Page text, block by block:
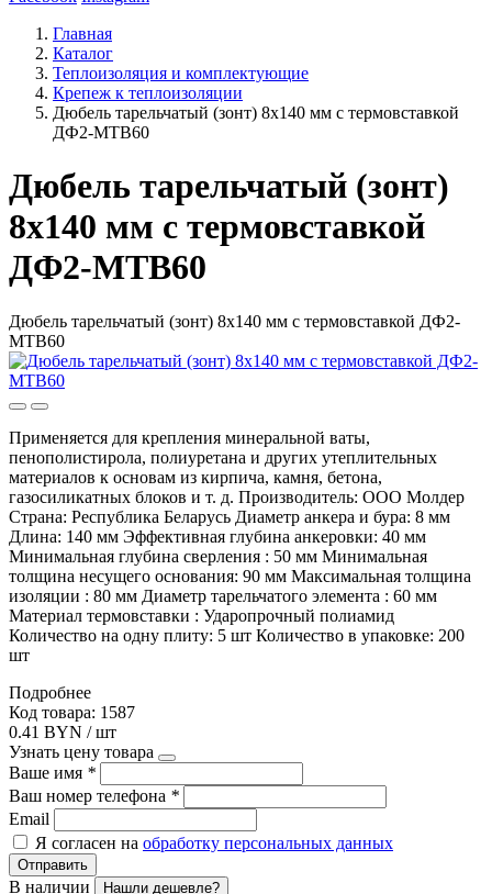
Главная
Каталог
Теплоизоляция и комплектующие
Крепеж к теплоизоляции
Дюбель тарельчатый (зонт) 8х140 мм с термовставкой
ДФ2-МТВ60
Дюбель тарельчатый (зонт)
8х140 мм с термовставкой
ДФ2-МТВ60
Дюбель тарельчатый (зонт) 8х140 мм с термовставкой ДФ2-
МТВ60
Применяется для крепления минеральной ваты,
пенополистирола, полиуретана и других утеплительных
материалов к основам из кирпича, камня, бетона,
газосиликатных блоков и т. д. Производитель: ООО Молдер
Страна: Республика Беларусь Диаметр анкера и бура: 8 мм
Длина: 140 мм Эффективная глубина анкеровки: 40 мм
Минимальная глубина сверления : 50 мм Минимальная
толщина несущего основания: 90 мм Максимальная толщина
изоляции : 80 мм Диаметр тарельчатого элемента : 60 мм
Материал термовставки : Ударопрочный полиамид
Количество на одну плиту: 5 шт Количество в упаковке: 200
шт
Подробнее
Код товара: 1587
0.41 BYN / шт
Узнать цену товара
Ваше имя *
Ваш номер телефона *
Email
Я согласен на обработку персональных данных
Отправить
В наличии
Нашли дешевле?